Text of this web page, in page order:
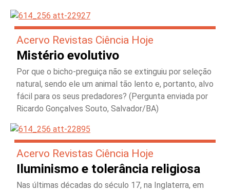
Acervo Revistas Ciência Hoje
Mistério evolutivo
Por que o bicho-preguiça não se extinguiu por seleção
natural, sendo ele um animal tão lento e, portanto, alvo
fácil para os seus predadores? (Pergunta enviada por
Ricardo Gonçalves Souto, Salvador/BA)
Acervo Revistas Ciência Hoje
Iluminismo e tolerância religiosa
Nas últimas décadas do século 17, na Inglaterra, em